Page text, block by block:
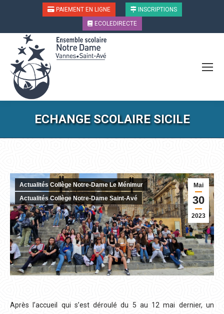
PAIEMENT EN LIGNE
INSCRIPTIONS
ECOLEDIRECTE
ECHANGE SCOLAIRE SICILE
Mai
30
2023
Actualités Collège Notre-Dame Le Ménimur
Actualités Collège Notre-Dame Saint-Avé
Après l’accueil qui s’est déroulé du 5 au 12 mai dernier, un